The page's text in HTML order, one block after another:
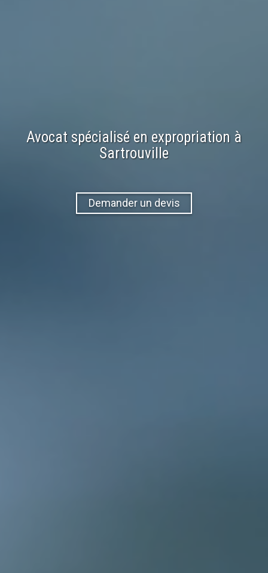
Avocat spécialisé en expropriation à
Sartrouville
Demander un devis